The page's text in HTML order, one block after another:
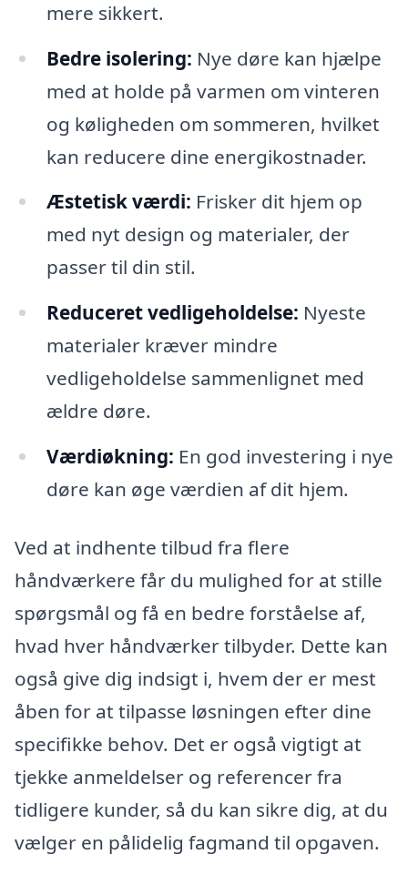
mere sikkert.
Bedre isolering: Nye døre kan hjælpe
med at holde på varmen om vinteren
og køligheden om sommeren, hvilket
kan reducere dine energikostnader.
Æstetisk værdi: Frisker dit hjem op
med nyt design og materialer, der
passer til din stil.
Reduceret vedligeholdelse: Nyeste
materialer kræver mindre
vedligeholdelse sammenlignet med
ældre døre.
Værdiøkning: En god investering i nye
døre kan øge værdien af dit hjem.
Ved at indhente tilbud fra flere
håndværkere får du mulighed for at stille
spørgsmål og få en bedre forståelse af,
hvad hver håndværker tilbyder. Dette kan
også give dig indsigt i, hvem der er mest
åben for at tilpasse løsningen efter dine
specifikke behov. Det er også vigtigt at
tjekke anmeldelser og referencer fra
tidligere kunder, så du kan sikre dig, at du
vælger en pålidelig fagmand til opgaven.